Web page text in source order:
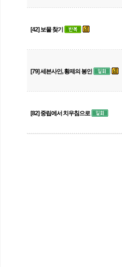
[42] 보물 찾기
[79] 세븐사인, 황제의 봉인
[82] 중립에서 치우침으로